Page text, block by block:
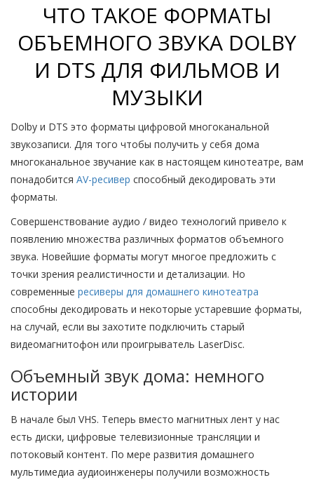
ЧТО ТАКОЕ ФОРМАТЫ
ОБЪЕМНОГО ЗВУКА DOLBY
И DTS ДЛЯ ФИЛЬМОВ И
МУЗЫКИ
Dolby и DTS это форматы цифровой многоканальной
звукозаписи. Для того чтобы получить у себя дома
многоканальное звучание как в настоящем кинотеатре, вам
понадобится AV-ресивер способный декодировать эти
форматы.
Совершенствование аудио / видео технологий привело к
появлению множества различных форматов объемного
звука. Новейшие форматы могут многое предложить с
точки зрения реалистичности и детализации. Но
современные ресиверы для домашнего кинотеатра
способны декодировать и некоторые устаревшие форматы,
на случай, если вы захотите подключить старый
видеомагнитофон или проигрыватель LaserDisc.
Объемный звук дома: немного
истории
В начале был VHS. Теперь вместо магнитных лент у нас
есть диски, цифровые телевизионные трансляции и
потоковый контент. По мере развития домашнего
мультимедиа аудиоинженеры получили возможность